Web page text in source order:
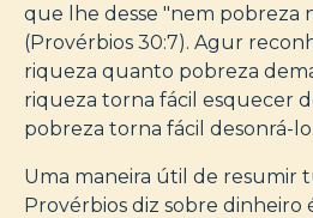
que lhe desse "nem pobreza
(Provérbios 30:7). Agur
riqueza quanto pobreza
riqueza torna fácil esquecer
pobreza torna fácil desonrá-lo.
Uma maneira útil de resumir
Provérbios diz sobre dinheiro